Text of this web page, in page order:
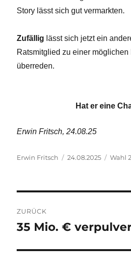
Story lässt sich gut vermarkten.
Zufällig lässt sich jetzt ein
Ratsmitglied zu einer möglichen
überreden.
Hat er eine
Erwin Fritsch, 24.08.25
Autor
Erwin Fritsch
Veröffentlicht
24.08.2025 Wahl
ZURÜCK
Vorheriger
35 Mio. €